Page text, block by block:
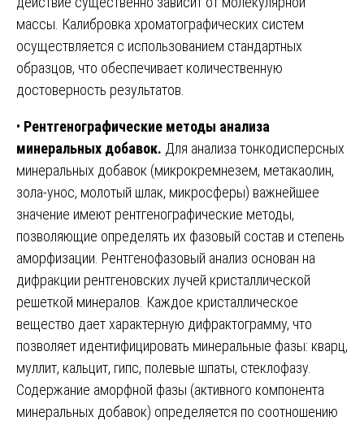
массы. Калибровка хроматографических систем
осуществляется с использованием стандартных
образцов, что обеспечивает количественную
достоверность результатов.
• Рентгенографические методы анализа
минеральных добавок. Для анализа тонкодисперсных
минеральных добавок (микрокремнезем, метакаолин,
зола-унос, молотый шлак, микросферы) важнейшее
значение имеют рентгенографические методы,
позволяющие определять их фазовый состав и степень
аморфизации. Рентгенофазовый анализ основан на
дифракции рентгеновских лучей кристаллической
решеткой минералов. Каждое кристаллическое
вещество дает характерную дифрактограмму, что
позволяет идентифицировать минеральные фазы: кварц,
муллит, кальцит, гипс, полевые шпаты, стеклофазу.
Содержание аморфной фазы (активного компонента
минеральных добавок) определяется по соотношению